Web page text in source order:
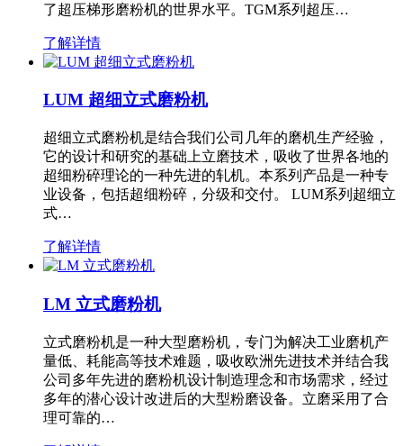
了超压梯形磨粉机的世界水平。TGM系列超压…
了解详情
LUM 超细立式磨粉机
超细立式磨粉机是结合我们公司几年的磨机生产经验，
它的设计和研究的基础上立磨技术，吸收了世界各地的
超细粉碎理论的一种先进的轧机。本系列产品是一种专
业设备，包括超细粉碎，分级和交付。 LUM系列超细立
式…
了解详情
LM 立式磨粉机
立式磨粉机是一种大型磨粉机，专门为解决工业磨机产
量低、耗能高等技术难题，吸收欧洲先进技术并结合我
公司多年先进的磨粉机设计制造理念和市场需求，经过
多年的潜心设计改进后的大型粉磨设备。立磨采用了合
理可靠的…